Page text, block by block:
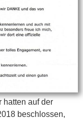
hatten auf der
beschlossen,